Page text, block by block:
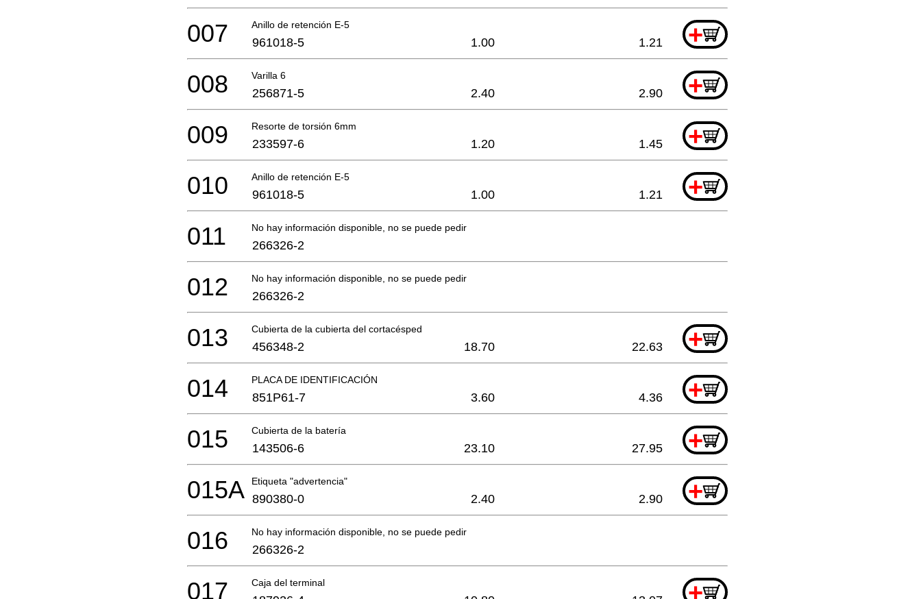
Anillo de retención E-5 +
007 961018-5 1.00 1.21
Varilla 6 +
008 256871-5 2.40 2.90
Resorte de torsión 6mm +
009 233597-6 1.20 1.45
Anillo de retención E-5 +
010 961018-5 1.00 1.21
No hay información disponible, no se puede pedir
011 266326-2
No hay información disponible, no se puede pedir
012 266326-2
Cubierta de la cubierta del cortacésped +
013 456348-2 18.70 22.63
PLACA DE IDENTIFICACIÓN +
014 851P61-7 3.60 4.36
Cubierta de la batería +
015 143506-6 23.10 27.95
Etiqueta "advertencia" +
015A 890380-0 2.40 2.90
No hay información disponible, no se puede pedir
016 266326-2
Caja del terminal +
017